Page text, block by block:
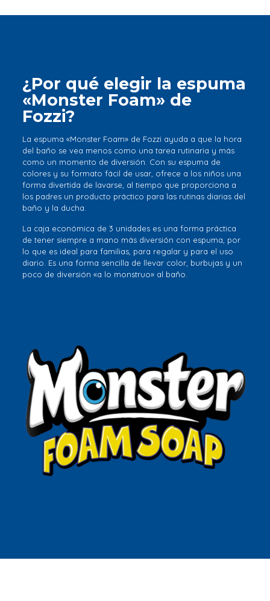
¿Por qué elegir la espuma
«Monster Foam» de
Fozzi?
La espuma «Monster Foam» de Fozzi ayuda a que la hora
del baño se vea menos como una tarea rutinaria y más
como un momento de diversión. Con su espuma de
colores y su formato fácil de usar, ofrece a los niños una
forma divertida de lavarse, al tiempo que proporciona a
los padres un producto práctico para las rutinas diarias del
baño y la ducha.
La caja económica de 3 unidades es una forma práctica
de tener siempre a mano más diversión con espuma, por
lo que es ideal para familias, para regalar y para el uso
diario. Es una forma sencilla de llevar color, burbujas y un
poco de diversión «a lo monstruo» al baño.